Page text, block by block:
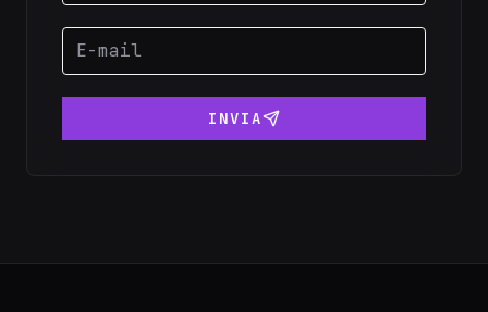
INVIA